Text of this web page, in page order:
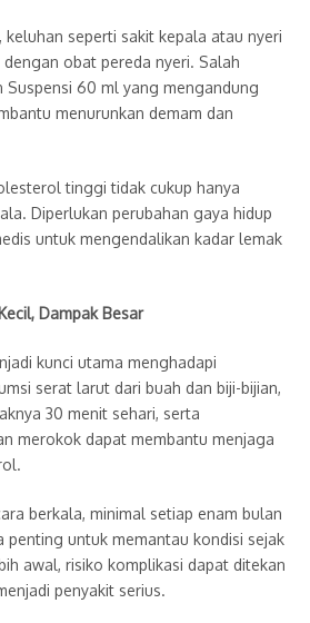
keluhan seperti sakit kepala atau nyeri
obat pereda nyeri. Salah
Suspensi 60 ml yang mengandung
menurunkan demam dan
tinggi tidak cukup hanya
Diperlukan perubahan gaya hidup
untuk mengendalikan kadar lemak
Dampak Besar
kunci utama menghadapi
serat larut dari buah dan biji-bijian,
30 menit sehari, serta
merokok dapat membantu menjaga
berkala, minimal setiap enam bulan
penting untuk memantau kondisi sejak
awal, risiko komplikasi dapat ditekan
penyakit serius.